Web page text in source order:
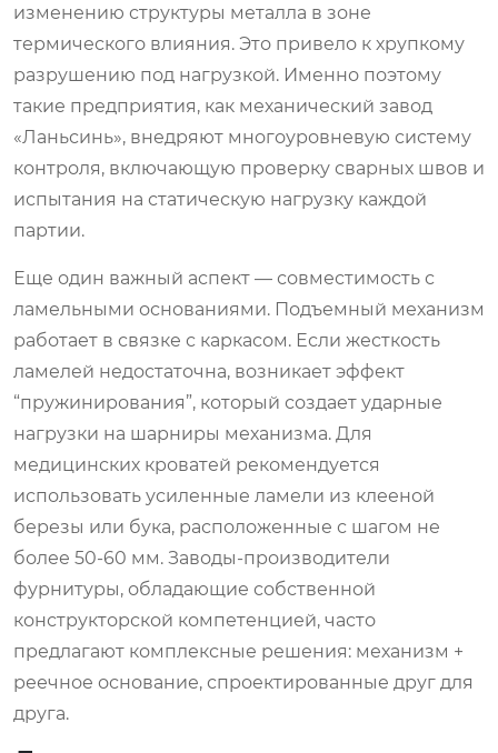
изменению структуры металла в зоне
термического влияния. Это привело к хрупкому
разрушению под нагрузкой. Именно поэтому
такие предприятия, как механический завод
«Ланьсинь», внедряют многоуровневую систему
контроля, включающую проверку сварных швов и
испытания на статическую нагрузку каждой
партии.
Еще один важный аспект — совместимость с
ламельными основаниями. Подъемный механизм
работает в связке с каркасом. Если жесткость
ламелей недостаточна, возникает эффект
“пружинирования”, который создает ударные
нагрузки на шарниры механизма. Для
медицинских кроватей рекомендуется
использовать усиленные ламели из клееной
березы или бука, расположенные с шагом не
более 50-60 мм. Заводы-производители
фурнитуры, обладающие собственной
конструкторской компетенцией, часто
предлагают комплексные решения: механизм +
реечное основание, спроектированные друг для
друга.